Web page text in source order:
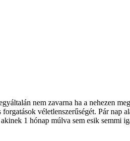
nem zavarna ha a nehezen
véletlenszerűségét. Pár nap
1 hónap múlva sem esik semmi